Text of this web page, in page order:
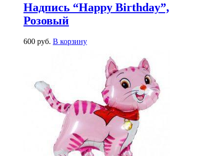
Надпись “Happy Birthday”,
Розовый
600 руб. В корзину